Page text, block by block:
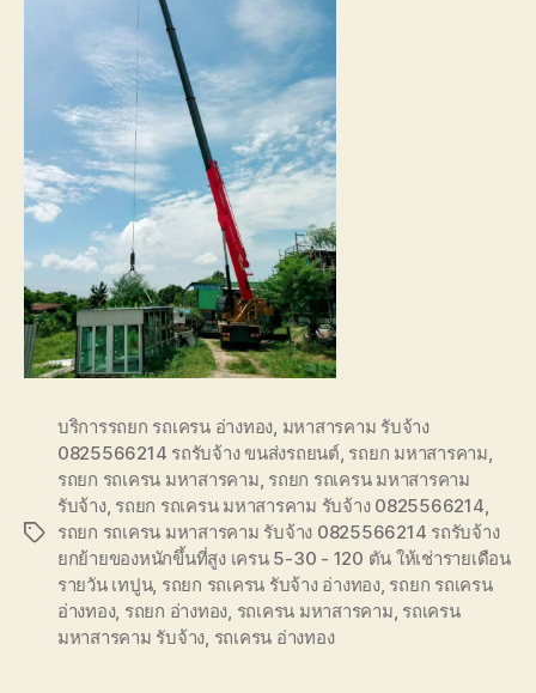
Tags
บริการรถยก รถเครน อ่างทอง, มหาสารคาม รับจ้าง
0825566214 รถรับจ้าง ขนส่งรถยนต์, รถยก มหาสารคาม,
รถยก รถเครน มหาสารคาม, รถยก รถเครน มหาสารคาม
รับจ้าง, รถยก รถเครน มหาสารคาม รับจ้าง 0825566214,
รถยก รถเครน มหาสารคาม รับจ้าง 0825566214 รถรับจ้าง
ยกย้ายของหนักขึ้นที่สูง เครน 5-30 - 120 ตัน ให้เช่ารายเดือน
รายวัน เทปูน, รถยก รถเครน รับจ้าง อ่างทอง, รถยก รถเครน
อ่างทอง, รถยก อ่างทอง, รถเครน มหาสารคาม, รถเครน
มหาสารคาม รับจ้าง, รถเครน อ่างทอง